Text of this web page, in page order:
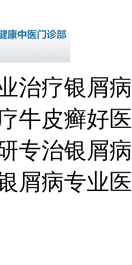
治疗银屑
牛皮癣好
专治银屑
屑病专业